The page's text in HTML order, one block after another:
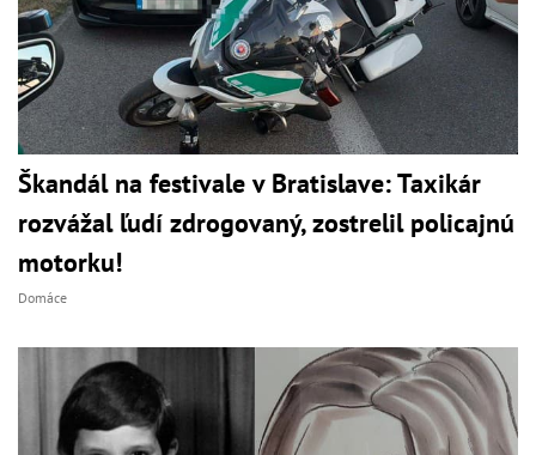
Škandál na festivale v Bratislave: Taxikár
rozvážal ľudí zdrogovaný, zostrelil policajnú
motorku!
Domáce